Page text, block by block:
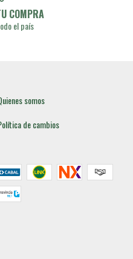
COMPRA
el país
somos
de cambios